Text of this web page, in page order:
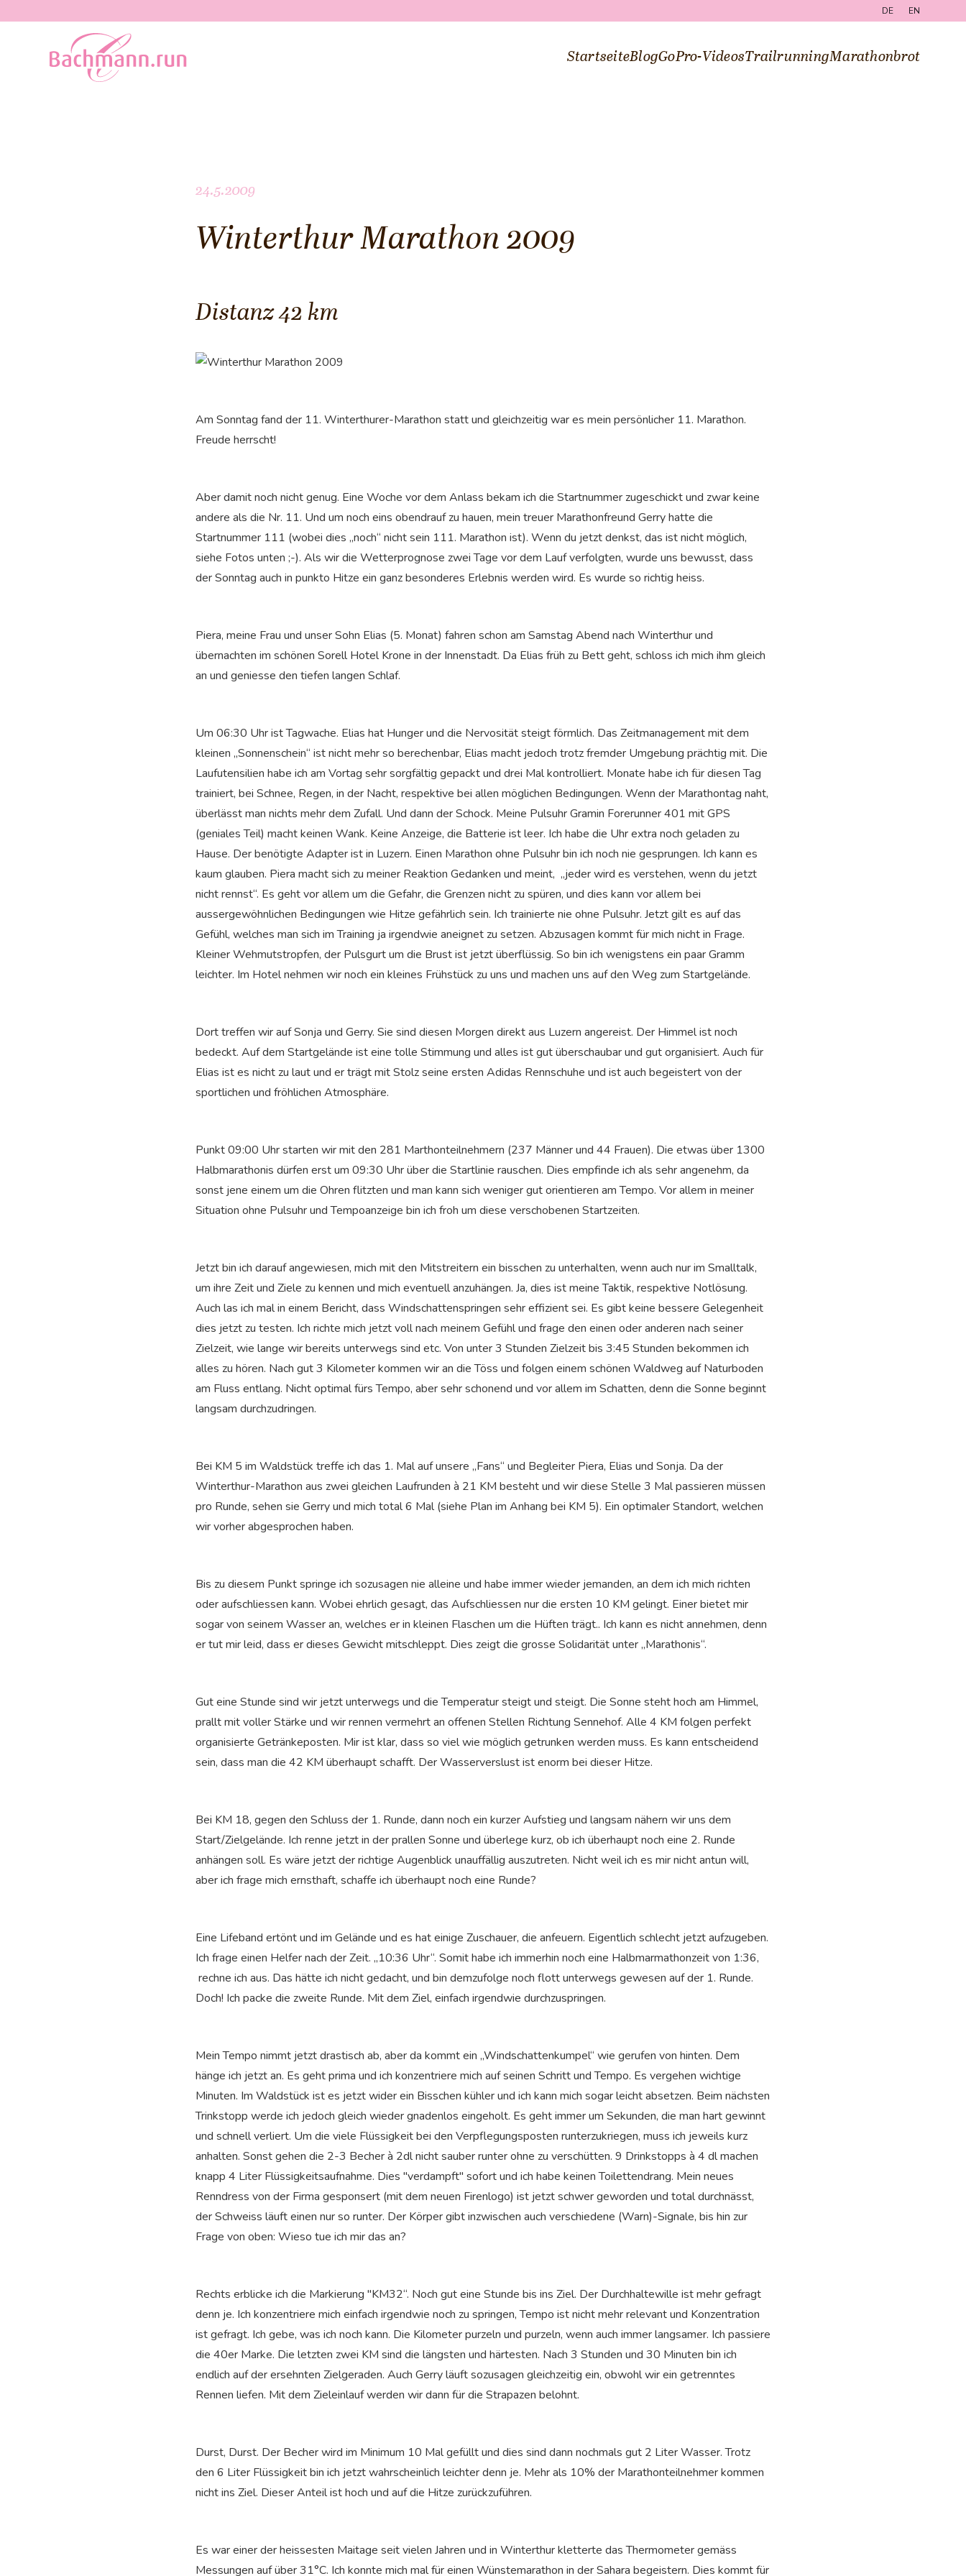
DE EN
StartseiteBlogGoPro-VideosTrailrunningMarathonbrot
24.5.2009
Winterthur Marathon 2009
Distanz 42 km
Am Sonntag fand der 11. Winterthurer-Marathon statt und gleichzeitig war es mein persönlicher 11. Marathon.
Freude herrscht!
Aber damit noch nicht genug. Eine Woche vor dem Anlass bekam ich die Startnummer zugeschickt und zwar keine
andere als die Nr. 11. Und um noch eins obendrauf zu hauen, mein treuer Marathonfreund Gerry hatte die
Startnummer 111 (wobei dies „noch“ nicht sein 111. Marathon ist). Wenn du jetzt denkst, das ist nicht möglich,
siehe Fotos unten ;-). Als wir die Wetterprognose zwei Tage vor dem Lauf verfolgten, wurde uns bewusst, dass
der Sonntag auch in punkto Hitze ein ganz besonderes Erlebnis werden wird. Es wurde so richtig heiss.
Piera, meine Frau und unser Sohn Elias (5. Monat) fahren schon am Samstag Abend nach Winterthur und
übernachten im schönen Sorell Hotel Krone in der Innenstadt. Da Elias früh zu Bett geht, schloss ich mich ihm gleich
an und geniesse den tiefen langen Schlaf.
Um 06:30 Uhr ist Tagwache. Elias hat Hunger und die Nervosität steigt förmlich. Das Zeitmanagement mit dem
kleinen „Sonnenschein“ ist nicht mehr so berechenbar, Elias macht jedoch trotz fremder Umgebung prächtig mit. Die
Laufutensilien habe ich am Vortag sehr sorgfältig gepackt und drei Mal kontrolliert. Monate habe ich für diesen Tag
trainiert, bei Schnee, Regen, in der Nacht, respektive bei allen möglichen Bedingungen. Wenn der Marathontag naht,
überlässt man nichts mehr dem Zufall. Und dann der Schock. Meine Pulsuhr Gramin Forerunner 401 mit GPS
(geniales Teil) macht keinen Wank. Keine Anzeige, die Batterie ist leer. Ich habe die Uhr extra noch geladen zu
Hause. Der benötigte Adapter ist in Luzern. Einen Marathon ohne Pulsuhr bin ich noch nie gesprungen. Ich kann es
kaum glauben. Piera macht sich zu meiner Reaktion Gedanken und meint, „jeder wird es verstehen, wenn du jetzt
nicht rennst“. Es geht vor allem um die Gefahr, die Grenzen nicht zu spüren, und dies kann vor allem bei
aussergewöhnlichen Bedingungen wie Hitze gefährlich sein. Ich trainierte nie ohne Pulsuhr. Jetzt gilt es auf das
Gefühl, welches man sich im Training ja irgendwie aneignet zu setzen. Abzusagen kommt für mich nicht in Frage.
Kleiner Wehmutstropfen, der Pulsgurt um die Brust ist jetzt überflüssig. So bin ich wenigstens ein paar Gramm
leichter. Im Hotel nehmen wir noch ein kleines Frühstück zu uns und machen uns auf den Weg zum Startgelände.
Dort treffen wir auf Sonja und Gerry. Sie sind diesen Morgen direkt aus Luzern angereist. Der Himmel ist noch
bedeckt. Auf dem Startgelände ist eine tolle Stimmung und alles ist gut überschaubar und gut organisiert. Auch für
Elias ist es nicht zu laut und er trägt mit Stolz seine ersten Adidas Rennschuhe und ist auch begeistert von der
sportlichen und fröhlichen Atmosphäre.
Punkt 09:00 Uhr starten wir mit den 281 Marthonteilnehmern (237 Männer und 44 Frauen). Die etwas über 1300
Halbmarathonis dürfen erst um 09:30 Uhr über die Startlinie rauschen. Dies empfinde ich als sehr angenehm, da
sonst jene einem um die Ohren flitzten und man kann sich weniger gut orientieren am Tempo. Vor allem in meiner
Situation ohne Pulsuhr und Tempoanzeige bin ich froh um diese verschobenen Startzeiten.
Jetzt bin ich darauf angewiesen, mich mit den Mitstreitern ein bisschen zu unterhalten, wenn auch nur im Smalltalk,
um ihre Zeit und Ziele zu kennen und mich eventuell anzuhängen. Ja, dies ist meine Taktik, respektive Notlösung.
Auch las ich mal in einem Bericht, dass Windschattenspringen sehr effizient sei. Es gibt keine bessere Gelegenheit
dies jetzt zu testen. Ich richte mich jetzt voll nach meinem Gefühl und frage den einen oder anderen nach seiner
Zielzeit, wie lange wir bereits unterwegs sind etc. Von unter 3 Stunden Zielzeit bis 3:45 Stunden bekommen ich
alles zu hören. Nach gut 3 Kilometer kommen wir an die Töss und folgen einem schönen Waldweg auf Naturboden
am Fluss entlang. Nicht optimal fürs Tempo, aber sehr schonend und vor allem im Schatten, denn die Sonne beginnt
langsam durchzudringen.
Bei KM 5 im Waldstück treffe ich das 1. Mal auf unsere „Fans“ und Begleiter Piera, Elias und Sonja. Da der
Winterthur-Marathon aus zwei gleichen Laufrunden à 21 KM besteht und wir diese Stelle 3 Mal passieren müssen
pro Runde, sehen sie Gerry und mich total 6 Mal (siehe Plan im Anhang bei KM 5). Ein optimaler Standort, welchen
wir vorher abgesprochen haben.
Bis zu diesem Punkt springe ich sozusagen nie alleine und habe immer wieder jemanden, an dem ich mich richten
oder aufschliessen kann. Wobei ehrlich gesagt, das Aufschliessen nur die ersten 10 KM gelingt. Einer bietet mir
sogar von seinem Wasser an, welches er in kleinen Flaschen um die Hüften trägt.. Ich kann es nicht annehmen, denn
er tut mir leid, dass er dieses Gewicht mitschleppt. Dies zeigt die grosse Solidarität unter „Marathonis“.
Gut eine Stunde sind wir jetzt unterwegs und die Temperatur steigt und steigt. Die Sonne steht hoch am Himmel,
prallt mit voller Stärke und wir rennen vermehrt an offenen Stellen Richtung Sennehof. Alle 4 KM folgen perfekt
organisierte Getränkeposten. Mir ist klar, dass so viel wie möglich getrunken werden muss. Es kann entscheidend
sein, dass man die 42 KM überhaupt schafft. Der Wasserverslust ist enorm bei dieser Hitze.
Bei KM 18, gegen den Schluss der 1. Runde, dann noch ein kurzer Aufstieg und langsam nähern wir uns dem
Start/Zielgelände. Ich renne jetzt in der prallen Sonne und überlege kurz, ob ich überhaupt noch eine 2. Runde
anhängen soll. Es wäre jetzt der richtige Augenblick unauffällig auszutreten. Nicht weil ich es mir nicht antun will,
aber ich frage mich ernsthaft, schaffe ich überhaupt noch eine Runde?
Eine Lifeband ertönt und im Gelände und es hat einige Zuschauer, die anfeuern. Eigentlich schlecht jetzt aufzugeben.
Ich frage einen Helfer nach der Zeit. „10:36 Uhr“. Somit habe ich immerhin noch eine Halbmarmathonzeit von 1:36,
rechne ich aus. Das hätte ich nicht gedacht, und bin demzufolge noch flott unterwegs gewesen auf der 1. Runde.
Doch! Ich packe die zweite Runde. Mit dem Ziel, einfach irgendwie durchzuspringen.
Mein Tempo nimmt jetzt drastisch ab, aber da kommt ein „Windschattenkumpel“ wie gerufen von hinten. Dem
hänge ich jetzt an. Es geht prima und ich konzentriere mich auf seinen Schritt und Tempo. Es vergehen wichtige
Minuten. Im Waldstück ist es jetzt wider ein Bisschen kühler und ich kann mich sogar leicht absetzen. Beim nächsten
Trinkstopp werde ich jedoch gleich wieder gnadenlos eingeholt. Es geht immer um Sekunden, die man hart gewinnt
und schnell verliert. Um die viele Flüssigkeit bei den Verpflegungsposten runterzukriegen, muss ich jeweils kurz
anhalten. Sonst gehen die 2-3 Becher à 2dl nicht sauber runter ohne zu verschütten. 9 Drinkstopps à 4 dl machen
knapp 4 Liter Flüssigkeitsaufnahme. Dies "verdampft" sofort und ich habe keinen Toilettendrang. Mein neues
Renndress von der Firma gesponsert (mit dem neuen Firenlogo) ist jetzt schwer geworden und total durchnässt,
der Schweiss läuft einen nur so runter. Der Körper gibt inzwischen auch verschiedene (Warn)-Signale, bis hin zur
Frage von oben: Wieso tue ich mir das an?
Rechts erblicke ich die Markierung "KM32“. Noch gut eine Stunde bis ins Ziel. Der Durchhaltewille ist mehr gefragt
denn je. Ich konzentriere mich einfach irgendwie noch zu springen, Tempo ist nicht mehr relevant und Konzentration
ist gefragt. Ich gebe, was ich noch kann. Die Kilometer purzeln und purzeln, wenn auch immer langsamer. Ich passiere
die 40er Marke. Die letzten zwei KM sind die längsten und härtesten. Nach 3 Stunden und 30 Minuten bin ich
endlich auf der ersehnten Zielgeraden. Auch Gerry läuft sozusagen gleichzeitig ein, obwohl wir ein getrenntes
Rennen liefen. Mit dem Zieleinlauf werden wir dann für die Strapazen belohnt.
Durst, Durst. Der Becher wird im Minimum 10 Mal gefüllt und dies sind dann nochmals gut 2 Liter Wasser. Trotz
den 6 Liter Flüssigkeit bin ich jetzt wahrscheinlich leichter denn je. Mehr als 10% der Marathonteilnehmer kommen
nicht ins Ziel. Dieser Anteil ist hoch und auf die Hitze zurückzuführen.
Es war einer der heissesten Maitage seit vielen Jahren und in Winterthur kletterte das Thermometer gemäss
Messungen auf über 31°C. Ich konnte mich mal für einen Wünstemarathon in der Sahara begeistern. Dies kommt für